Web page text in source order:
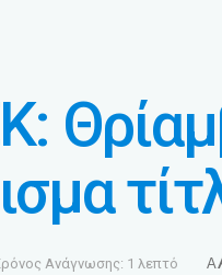
Ανάγνωσης: 1 λεπτό A